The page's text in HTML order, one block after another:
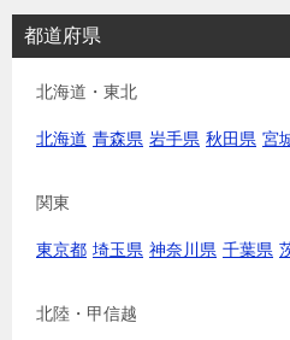
都道府県
北海道・東北
北海道 青森県 岩手県 秋田県 宮
関東
東京都 埼玉県 神奈川県 千葉県
北陸・甲信越